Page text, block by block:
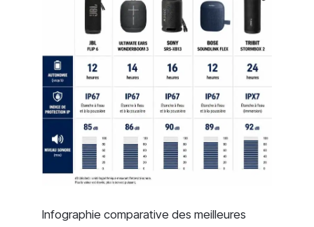
Infographie comparative des meilleures